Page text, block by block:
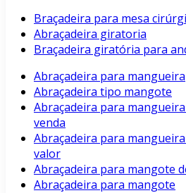
Braçadeira para mesa
Abraçadeira giratoria
Braçadeira giratória para
Abraçadeira para mangueira
Abraçadeira tipo mangote
Abraçadeira para
venda
Abraçadeira para
valor
Abraçadeira para mangote
Abraçadeira para mangote